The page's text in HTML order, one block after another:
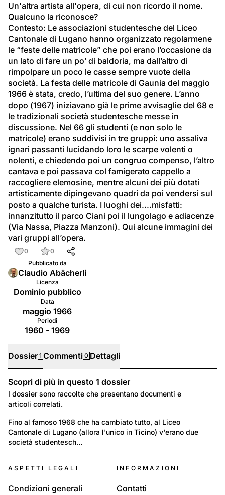
Un'altra artista all'opera, di cui non ricordo il nome.
Qualcuno la riconosce?
Contesto: Le associazioni studentesche del Liceo
Cantonale di Lugano hanno organizzato regolarmene
le “feste delle matricole” che poi erano l’occasione da
un lato di fare un po’ di baldoria, ma dall’altro di
rimpolpare un poco le casse sempre vuote della
società. La festa delle matricole di Gaunia del maggio
1966 è stata, credo, l’ultima del suo genere. L’anno
dopo (1967) iniziavano già le prime avvisaglie del 68 e
le tradizionali società studentesche messe in
discussione. Nel 66 gli studenti (e non solo le
matricole) erano suddivisi in tre gruppi: uno assaliva
ignari passanti lucidando loro le scarpe volenti o
nolenti, e chiedendo poi un congruo compenso, l’altro
cantava e poi passava col famigerato cappello a
raccogliere elemosine, mentre alcuni dei più dotati
artisticamente dipingevano quadri da poi vendersi sul
posto a qualche turista. I luoghi dei....misfatti:
innanzitutto il parco Ciani poi il lungolago e adiacenze
(Via Nassa, Piazza Manzoni). Qui alcune immagini dei
vari gruppi all’opera.
0
0
Pubblicato da
Claudio Abächerli
Licenza
Dominio pubblico
Data
maggio 1966
Periodi
1960 - 1969
Dossier 1 Commenti 0 Dettagli
Dossier
Scopri di più in questo 1 dossier
I dossier sono raccolte che presentano documenti e
articoli correlati.
Tempo libero e Cultura: Vita quotidiana
Società Studentesche del Liceo Cantonale di
Lugano
Fino al famoso 1968 che ha cambiato tutto, al Liceo
Cantonale di Lugano (allora l'unico in Ticino) v'erano due
società studentesch…
ASPETTI LEGALI
Condizioni generali
INFORMAZIONI
Contatti